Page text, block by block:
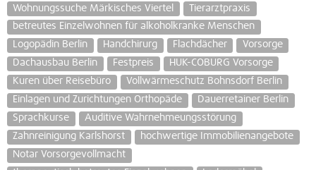
Wohnungssuche Märkisches Viertel
Tierarztpraxis
betreutes Einzelwohnen für alkoholkranke Menschen
Logopädin Berlin
Handchirurg Flachdächer
Vorsorge
Dachausbau Berlin
Festpreis
HUK-COBURG Vorsorge
Kuren über Reisebüro
Vollwärmeschutz Bohnsdorf Berlin
Einlagen und Zurichtungen Orthopäde
Dauerretainer Berlin
Sprachkurse
Auditive Wahrnehmeungsstörung
Zahnreinigung Karlshorst
hochwertige Immobilienangebote
Notar Vorsorgevollmacht